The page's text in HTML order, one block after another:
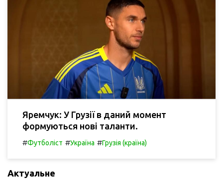
Яремчук: У Грузії в даний момент
формуються нові таланти.
#Футболіст #Україна #Грузія (країна)
Актуальне